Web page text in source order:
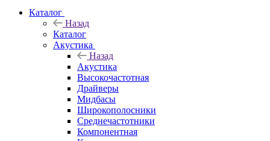
Каталог
Назад
Каталог
Акустика
Назад
Акустика
Высокочастотная
Драйверы
Мидбасы
Широкополосники
Среднечастотники
Компонентная